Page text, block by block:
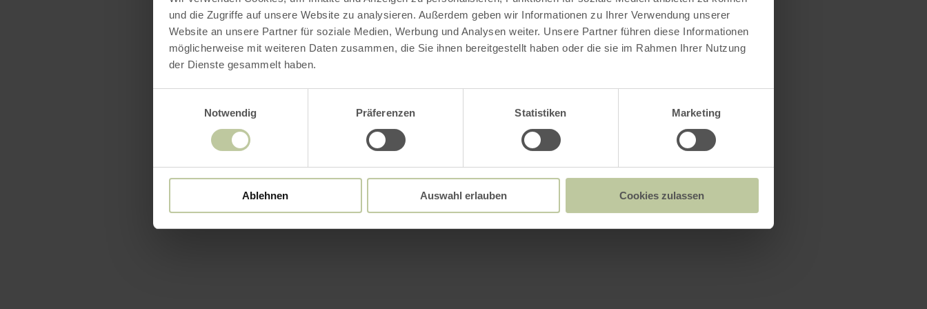
und die Zugriffe auf unsere Website zu analysieren. Außerdem geben wir Informationen zu Ihrer Verwendung unserer
Website an unsere Partner für soziale Medien, Werbung und Analysen weiter. Unsere Partner führen diese Informationen
möglicherweise mit weiteren Daten zusammen, die Sie ihnen bereitgestellt haben oder die sie im Rahmen Ihrer Nutzung
der Dienste gesammelt haben.
Notwendig
Präferenzen Statistiken Marketing
Ablehnen Auswahl erlauben Cookies zulassen